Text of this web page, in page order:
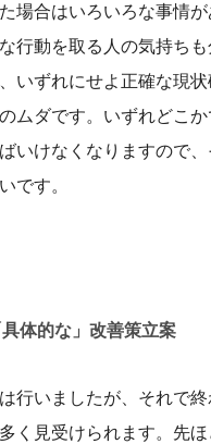
場合はいろいろな事情が
行動を取る人の気持ち
いずれにせよ正確な現
ムダです。いずれどこ
いけなくなりますので
です。
体的な」改善策立案
行いましたが、それで
く見受けられます。先